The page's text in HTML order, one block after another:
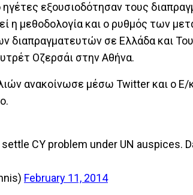
εξουσιοδότησαν τους
η μεθοδολογία και ο ρυθμός των
διαπραγματευτών σε Ελλάδα και
Οζερσάι στην Αθήνα.
ανακοίνωσε μέσω Twitter και ο
CY problem under UN auspices.
February 11, 2014